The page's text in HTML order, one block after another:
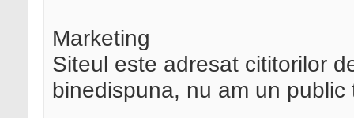
Marketing
Siteul este adresat cititorilor
binedispuna, nu am un public